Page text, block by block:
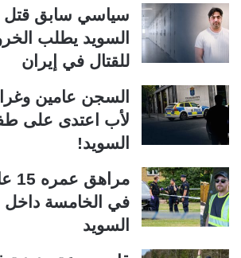
سياسي سابق قتل
السويد يطلب
للقتال في إيران
لأب اعتدى على
السويد!
في الخامسة
السويد